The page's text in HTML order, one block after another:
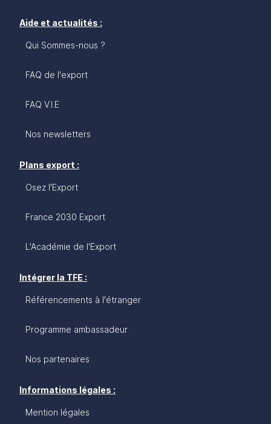
Aide et actualités :
Qui Sommes-nous ?
FAQ de l'export
FAQ V.I.E
Nos newsletters
Plans export :
Osez l'Export
France 2030 Export
L'Académie de l'Export
Intégrer la TFE :
Référencements à l'étranger
Programme ambassadeur
Nos partenaires
Informations légales :
Mention légales